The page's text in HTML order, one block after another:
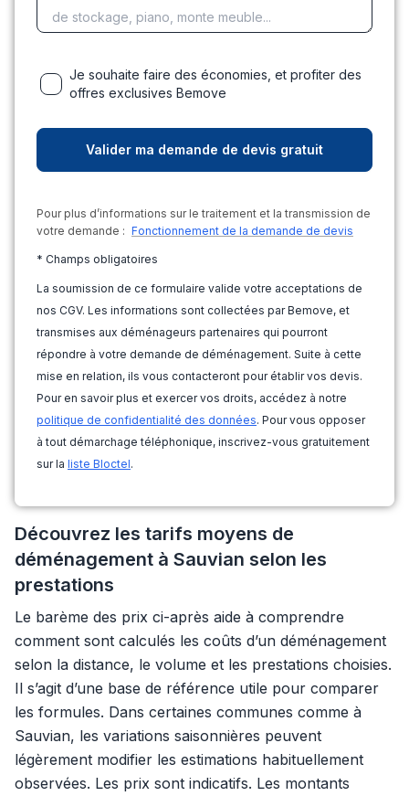
Je souhaite faire des économies, et profiter des
offres exclusives Bemove
Pour plus d’informations sur le traitement et la transmission de
votre demande : Fonctionnement de la demande de devis
* Champs obligatoires
La soumission de ce formulaire valide votre acceptations de
nos CGV. Les informations sont collectées par Bemove, et
transmises aux déménageurs partenaires qui pourront
répondre à votre demande de déménagement. Suite à cette
mise en relation, ils vous contacteront pour établir vos devis.
Pour en savoir plus et exercer vos droits, accédez à notre
politique de confidentialité des données. Pour vous opposer
à tout démarchage téléphonique, inscrivez-vous gratuitement
sur la liste Bloctel.
Découvrez les tarifs moyens de
déménagement à Sauvian selon les
prestations
Le barème des prix ci-après aide à comprendre
comment sont calculés les coûts d’un déménagement
selon la distance, le volume et les prestations choisies.
Il s’agit d’une base de référence utile pour comparer
les formules. Dans certaines communes comme à
Sauvian, les variations saisonnières peuvent
légèrement modifier les estimations habituellement
observées. Les prix sont indicatifs. Les montants